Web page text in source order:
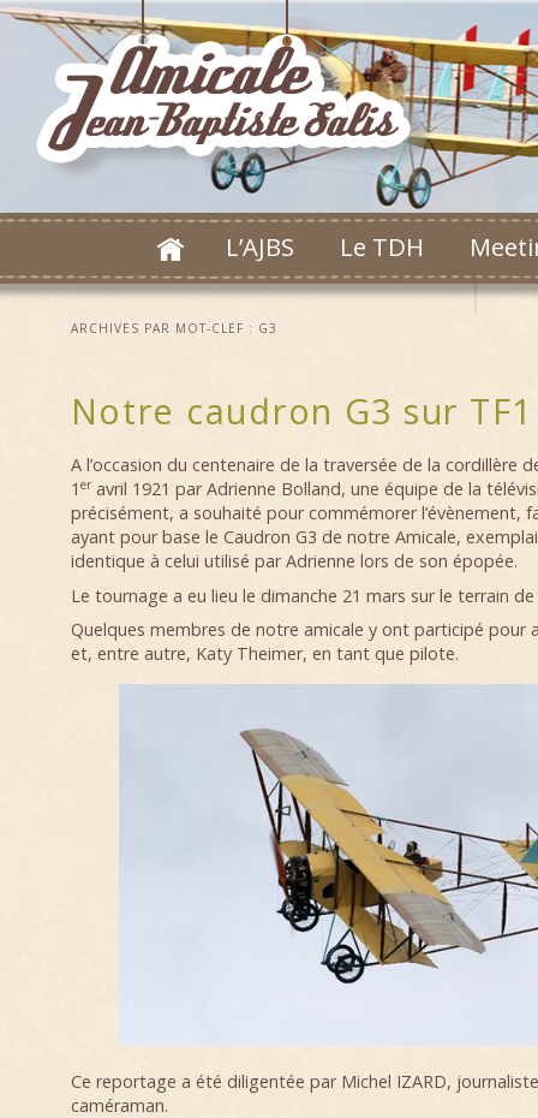
L’AJBS Le TDH
ARCHIVES PAR MOT-CLEF : G3
Notre caudron G3 sur TF1
A l’occasion du centenaire de la traversée de la cordillère
1 eravril 1921 par Adrienne Bolland, une équipe de la
précisément, a souhaité pour commémorer l’évènement,
ayant pour base le Caudron G3 de notre Amicale,
identique à celui utilisé par Adrienne lors de son épopée.
Le tournage a eu lieu le dimanche 21 mars sur le terrain
Quelques membres de notre amicale y ont participé pour
et, entre autre, Katy Theimer, en tant que pilote.
Ce reportage a été diligentée par Michel IZARD,
caméraman.